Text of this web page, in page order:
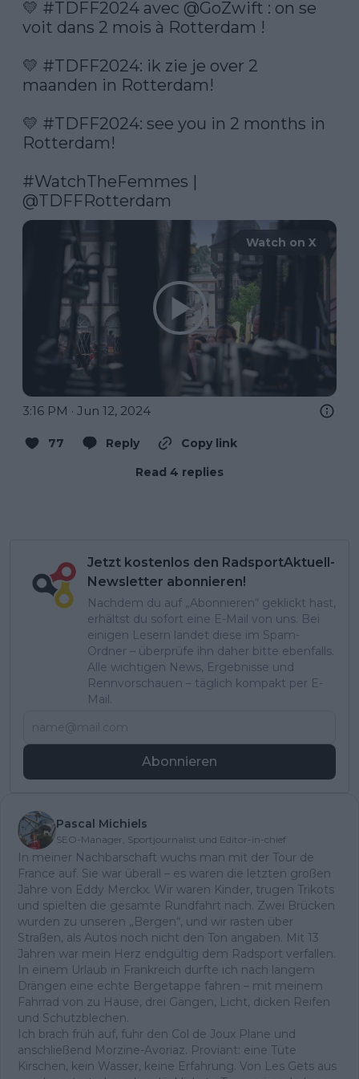
💛 #TDFF2024 avec @GoZwift : on se
voit dans 2 mois à Rotterdam !
💛 #TDFF2024: ik zie je over 2
maanden in Rotterdam!
💛 #TDFF2024: see you in 2 months in
Rotterdam!
#WatchTheFemmes
@TDFFRotterdam
Watch on X
3:16 PM · Jun 12, 2024
77 Reply
Copy link
Read 4 replies
Jetzt kostenlos den RadsportAktuell-
Newsletter abonnieren!
Nachdem du auf „Abonnieren“ geklickt hast,
erhältst du sofort eine E-Mail von uns. Bei
einigen Lesern landet diese im Spam-
Ordner – überprüfe ihn daher bitte ebenfalls.
Alle wichtigen News, Ergebnisse und
Rennvorschauen – täglich kompakt per E-
Mail.
Abonnieren
Pascal Michiels
SEO-Manager, Sportjournalist und Editor-in-chief
In meiner Nachbarschaft wuchs man mit der Tour de
France auf. Sie war überall – es waren die letzten großen
Jahre von Eddy Merckx. Wir waren Kinder, trugen Trikots
und spielten die gesamte Rundfahrt nach. Zwei Brücken
wurden zu unseren „Bergen“, und wir rasten über
Straßen, als Autos noch nicht den Ton angaben. Mit 13
Jahren war mein Herz endgültig dem Radsport verfallen.
In einem Urlaub in Frankreich durfte ich nach langem
Drängen eine echte Bergetappe fahren – mit meinem
Fahrrad von zu Hause, drei Gängen, Licht, dicken Reifen
und Schutzblechen.
Ich brach früh auf, fuhr den Col de Joux Plane und
anschließend Morzine-Avoriaz. Proviant: eine Tüte
Kirschen, kein Wasser, keine Erfahrung. Von Les Gets aus